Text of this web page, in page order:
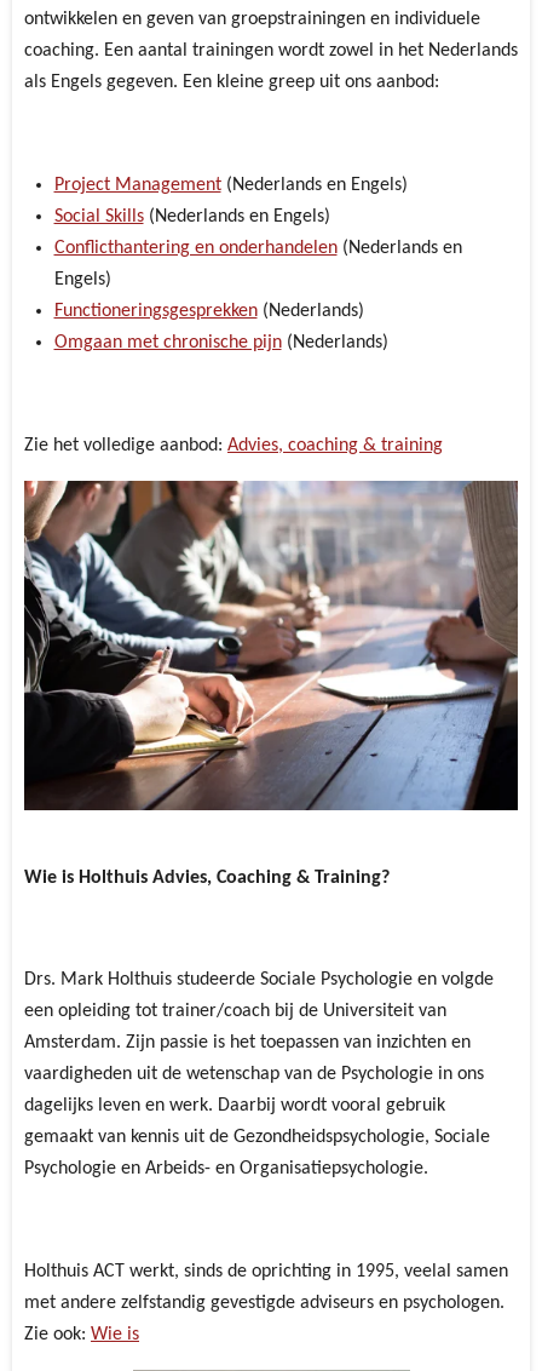
ontwikkelen en geven van groepstrainingen en individuele
coaching. Een aantal trainingen wordt zowel in het Nederlands
als Engels gegeven. Een kleine greep uit ons aanbod:
Project Management(Nederlands en Engels)
Social Skills(Nederlands en Engels)
Conflicthantering en onderhandelen(Nederlands en
Engels)
Functioneringsgesprekken(Nederlands)
Omgaan met chronische pijn(Nederlands)
Zie het volledige aanbod: Advies, coaching & training
Wie is Holthuis Advies, Coaching & Training?
Drs. Mark Holthuis studeerde Sociale Psychologie en volgde
een opleiding tot trainer/coach bij de Universiteit van
Amsterdam. Zijn passie is het toepassen van inzichten en
vaardigheden uit de wetenschap van de Psychologie in ons
dagelijks leven en werk. Daarbij wordt vooral gebruik
gemaakt van kennis uit de Gezondheidspsychologie, Sociale
Psychologie en Arbeids- en Organisatiepsychologie.
Holthuis ACT werkt, sinds de oprichting in 1995, veelal samen
met andere zelfstandig gevestigde adviseurs en psychologen.
Zie ook: Wie is